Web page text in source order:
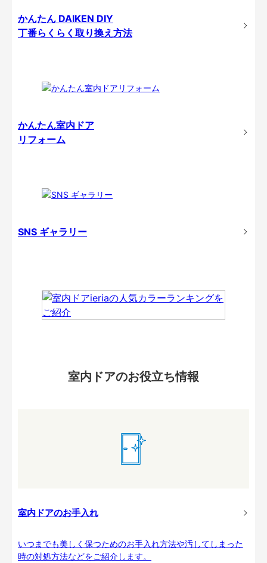
かんたん DAIKEN DIY
丁番らくらく取り換え方法
かんたん室内ドア
リフォーム
SNS ギャラリー
室内ドアのお役立ち情報
室内ドアのお手入れ
いつまでも美しく保つためのお手入れ方法や汚してしまった
時の対処方法などをご紹介します。